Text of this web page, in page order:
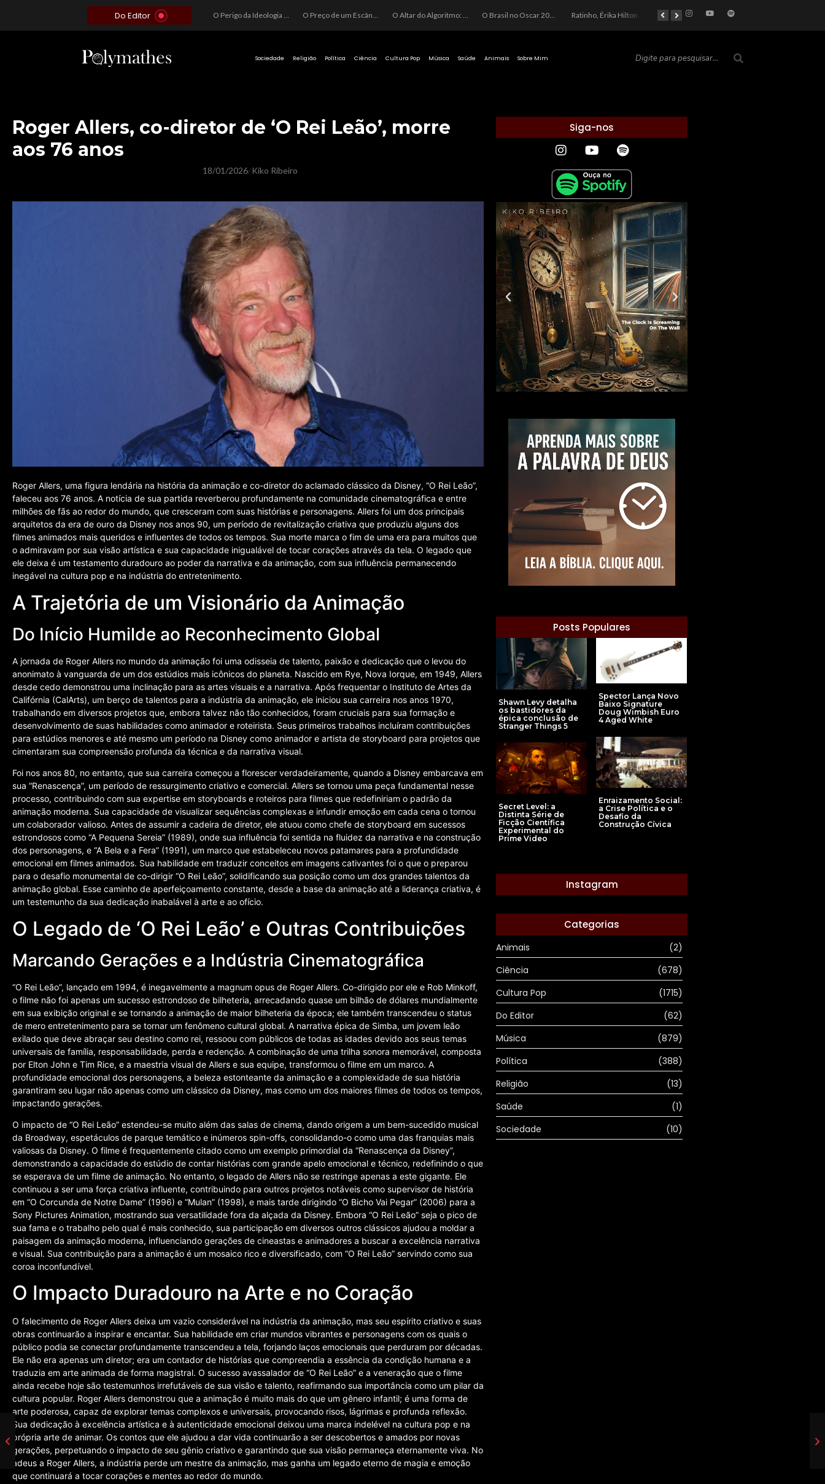
Do Editor O Perigo da Ideologia Desenfreada na Justiça: Quando a Pauta Política Substitui a Pena Criminal O Preço de um Escândalo: A Discrepância Entre o “Filme de Bolsonaro” e a Realidade do Cinema Mundial O Altar do Algoritmo: A Carência Humana e a Fabricação de Heróis no Brasil O Brasil no Oscar 2026: Entre a Cota do Politicamente Correto e a Realidade das Telas Ratinho, Érika Hilton e a Farsa Política: Quem Ganha com o Barulho no País de Bobson? As controvérsias que marcam o cenário político e econômico nacional
Sociedade Religião Política Ciência Cultura Pop Música Saúde Animais Sobre Mim
Roger Allers, co-diretor de ‘O Rei Leão’, morre
aos 76 anos
18/01/2026/ Kiko Ribeiro
Roger Allers, uma figura lendária na história da animação e co-diretor do aclamado clássico da Disney, “O Rei Leão”,
faleceu aos 76 anos. A notícia de sua partida reverberou profundamente na comunidade cinematográfica e entre
milhões de fãs ao redor do mundo, que cresceram com suas histórias e personagens. Allers foi um dos principais
arquitetos da era de ouro da Disney nos anos 90, um período de revitalização criativa que produziu alguns dos
filmes animados mais queridos e influentes de todos os tempos. Sua morte marca o fim de uma era para muitos que
o admiravam por sua visão artística e sua capacidade inigualável de tocar corações através da tela. O legado que
ele deixa é um testamento duradouro ao poder da narrativa e da animação, com sua influência permanecendo
inegável na cultura pop e na indústria do entretenimento.
A Trajetória de um Visionário da Animação
Do Início Humilde ao Reconhecimento Global
A jornada de Roger Allers no mundo da animação foi uma odisseia de talento, paixão e dedicação que o levou do
anonimato à vanguarda de um dos estúdios mais icônicos do planeta. Nascido em Rye, Nova Iorque, em 1949, Allers
desde cedo demonstrou uma inclinação para as artes visuais e a narrativa. Após frequentar o Instituto de Artes da
Califórnia (CalArts), um berço de talentos para a indústria da animação, ele iniciou sua carreira nos anos 1970,
trabalhando em diversos projetos que, embora talvez não tão conhecidos, foram cruciais para sua formação e
desenvolvimento de suas habilidades como animador e roteirista. Seus primeiros trabalhos incluíram contribuições
para estúdios menores e até mesmo um período na Disney como animador e artista de storyboard para projetos que
cimentaram sua compreensão profunda da técnica e da narrativa visual.
Foi nos anos 80, no entanto, que sua carreira começou a florescer verdadeiramente, quando a Disney embarcava em
sua “Renascença”, um período de ressurgimento criativo e comercial. Allers se tornou uma peça fundamental nesse
processo, contribuindo com sua expertise em storyboards e roteiros para filmes que redefiniriam o padrão da
animação moderna. Sua capacidade de visualizar sequências complexas e infundir emoção em cada cena o tornou
um colaborador valioso. Antes de assumir a cadeira de diretor, ele atuou como chefe de storyboard em sucessos
estrondosos como “A Pequena Sereia” (1989), onde sua influência foi sentida na fluidez da narrativa e na construção
dos personagens, e “A Bela e a Fera” (1991), um marco que estabeleceu novos patamares para a profundidade
emocional em filmes animados. Sua habilidade em traduzir conceitos em imagens cativantes foi o que o preparou
para o desafio monumental de co-dirigir “O Rei Leão”, solidificando sua posição como um dos grandes talentos da
animação global. Esse caminho de aperfeiçoamento constante, desde a base da animação até a liderança criativa, é
um testemunho da sua dedicação inabalável à arte e ao ofício.
O Legado de ‘O Rei Leão’ e Outras Contribuições
Marcando Gerações e a Indústria Cinematográfica
“O Rei Leão”, lançado em 1994, é inegavelmente a magnum opus de Roger Allers. Co-dirigido por ele e Rob Minkoff,
o filme não foi apenas um sucesso estrondoso de bilheteria, arrecadando quase um bilhão de dólares mundialmente
em sua exibição original e se tornando a animação de maior bilheteria da época; ele também transcendeu o status
de mero entretenimento para se tornar um fenômeno cultural global. A narrativa épica de Simba, um jovem leão
exilado que deve abraçar seu destino como rei, ressoou com públicos de todas as idades devido aos seus temas
universais de família, responsabilidade, perda e redenção. A combinação de uma trilha sonora memorável, composta
por Elton John e Tim Rice, e a maestria visual de Allers e sua equipe, transformou o filme em um marco. A
profundidade emocional dos personagens, a beleza estonteante da animação e a complexidade de sua história
garantiram seu lugar não apenas como um clássico da Disney, mas como um dos maiores filmes de todos os tempos,
impactando gerações.
O impacto de “O Rei Leão” estendeu-se muito além das salas de cinema, dando origem a um bem-sucedido musical
da Broadway, espetáculos de parque temático e inúmeros spin-offs, consolidando-o como uma das franquias mais
valiosas da Disney. O filme é frequentemente citado como um exemplo primordial da “Renascença da Disney”,
demonstrando a capacidade do estúdio de contar histórias com grande apelo emocional e técnico, redefinindo o que
se esperava de um filme de animação. No entanto, o legado de Allers não se restringe apenas a este gigante. Ele
continuou a ser uma força criativa influente, contribuindo para outros projetos notáveis como supervisor de história
em “O Corcunda de Notre Dame” (1996) e “Mulan” (1998), e mais tarde dirigindo “O Bicho Vai Pegar” (2006) para a
Sony Pictures Animation, mostrando sua versatilidade fora da alçada da Disney. Embora “O Rei Leão” seja o pico de
sua fama e o trabalho pelo qual é mais conhecido, sua participação em diversos outros clássicos ajudou a moldar a
paisagem da animação moderna, influenciando gerações de cineastas e animadores a buscar a excelência narrativa
e visual. Sua contribuição para a animação é um mosaico rico e diversificado, com “O Rei Leão” servindo como sua
coroa inconfundível.
O Impacto Duradouro na Arte e no Coração
O falecimento de Roger Allers deixa um vazio considerável na indústria da animação, mas seu espírito criativo e suas
obras continuarão a inspirar e encantar. Sua habilidade em criar mundos vibrantes e personagens com os quais o
público podia se conectar profundamente transcendeu a tela, forjando laços emocionais que perduram por décadas.
Ele não era apenas um diretor; era um contador de histórias que compreendia a essência da condição humana e a
traduzia em arte animada de forma magistral. O sucesso avassalador de “O Rei Leão” e a veneração que o filme
ainda recebe hoje são testemunhos irrefutáveis de sua visão e talento, reafirmando sua importância como um pilar da
cultura popular. Roger Allers demonstrou que a animação é muito mais do que um gênero infantil; é uma forma de
arte poderosa, capaz de explorar temas complexos e universais, provocando risos, lágrimas e profunda reflexão.
Sua dedicação à excelência artística e à autenticidade emocional deixou uma marca indelével na cultura pop e na
própria arte de animar. Os contos que ele ajudou a dar vida continuarão a ser descobertos e amados por novas
gerações, perpetuando o impacto de seu gênio criativo e garantindo que sua visão permaneça eternamente viva. No
adeus a Roger Allers, a indústria perde um mestre da animação, mas ganha um legado eterno de magia e emoção
que continuará a tocar corações e mentes ao redor do mundo.
Siga-nos
Posts Populares
Shawn Levy detalha
os bastidores da
épica conclusão de
Stranger Things 5
Spector Lança Novo
Baixo Signature
Doug Wimbish Euro
4 Aged White
Enraizamento Social:
a Crise Política e o
Desafio da
Construção Cívica
Secret Level: a
Distinta Série de
Ficção Científica
Experimental do
Prime Video
Instagram
Categorias
Animais
(2)
Ciência
(678)
Cultura Pop
(1715)
Do Editor
(62)
Música
(879)
Política
(388)
Religião
(13)
Saúde
(1)
Sociedade
(10)